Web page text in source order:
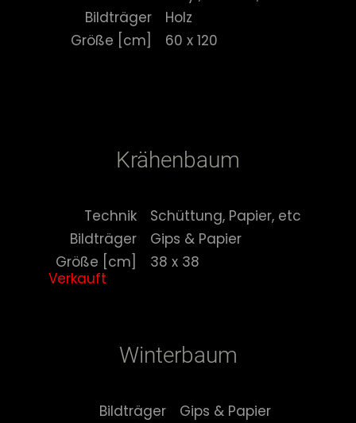
Bildträger
Holz
Größe [cm]
60 x 120
Krähenbaum
Technik
Schüttung, Papier, etc
Bildträger
Gips & Papier
Größe [cm]
38 x 38
Verkauft
Winterbaum
Bildträger
Gips & Papier